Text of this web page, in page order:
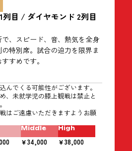
列目 / ダイヤモンド 2列目
、スピード、音、熱気を全身
特別席。試合の迫力を限界ま
すめです。
んでくる可能性がございます。
、未就学児の膝上観戦は禁止と
はご遠慮いただきますようお願
Middle High
￥34,000 ￥38,000